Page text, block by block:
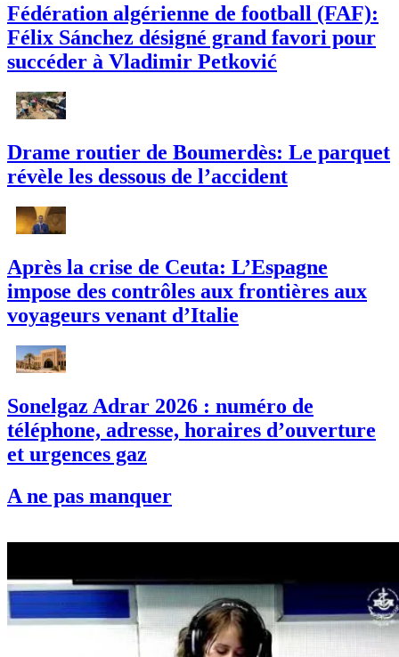
Fédération algérienne de football (FAF):
Félix Sánchez désigné grand favori pour
succéder à Vladimir Petković
Drame routier de Boumerdès: Le parquet
révèle les dessous de l’accident
Après la crise de Ceuta: L’Espagne
impose des contrôles aux frontières aux
voyageurs venant d’Italie
Sonelgaz Adrar 2026 : numéro de
téléphone, adresse, horaires d’ouverture
et urgences gaz
A ne pas manquer